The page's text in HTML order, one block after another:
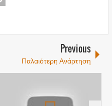
Previous
Παλαιότερη Ανάρτηση